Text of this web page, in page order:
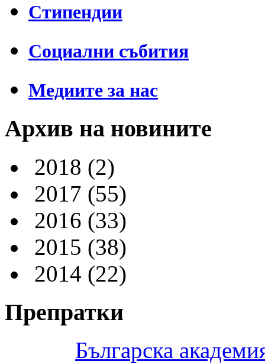
Стипендии
Социални събития
Медиите за нас
Архив на новините
2018 (2)
2017 (55)
2016 (33)
2015 (38)
2014 (22)
Препратки
Българска